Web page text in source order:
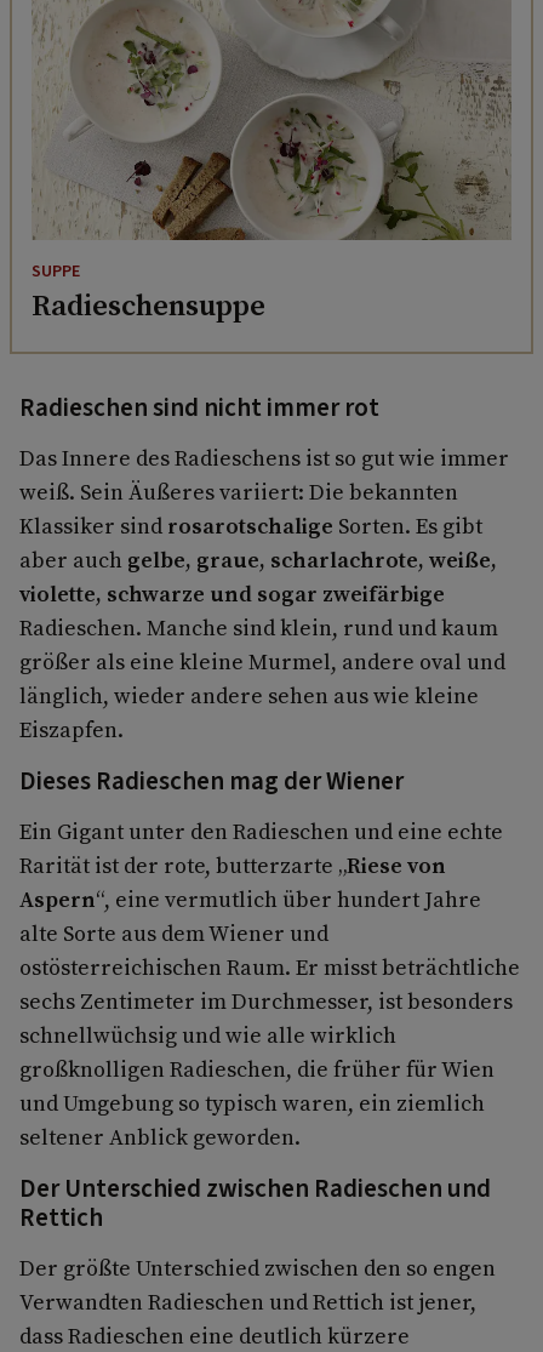
SUPPE
Radieschensuppe
Radieschen sind nicht immer rot
Das Innere des Radieschens ist so gut wie immer
weiß. Sein Äußeres variiert: Die bekannten
Klassiker sind rosarotschalige Sorten. Es gibt
aber auch gelbe, graue, scharlachrote, weiße,
violette, schwarze und sogar zweifärbige
Radieschen. Manche sind klein, rund und kaum
größer als eine kleine Murmel, andere oval und
länglich, wieder andere sehen aus wie kleine
Eiszapfen.
Dieses Radieschen mag der Wiener
Ein Gigant unter den Radieschen und eine echte
Rarität ist der rote, butterzarte „Riese von
Aspern“, eine vermutlich über hundert Jahre
alte Sorte aus dem Wiener und
ostösterreichischen Raum. Er misst beträchtliche
sechs Zentimeter im Durchmesser, ist besonders
schnellwüchsig und wie alle wirklich
großknolligen Radieschen, die früher für Wien
und Umgebung so typisch waren, ein ziemlich
seltener Anblick geworden.
Der Unterschied zwischen Radieschen und
Rettich
Der größte Unterschied zwischen den so engen
Verwandten Radieschen und Rettich ist jener,
dass Radieschen eine deutlich kürzere